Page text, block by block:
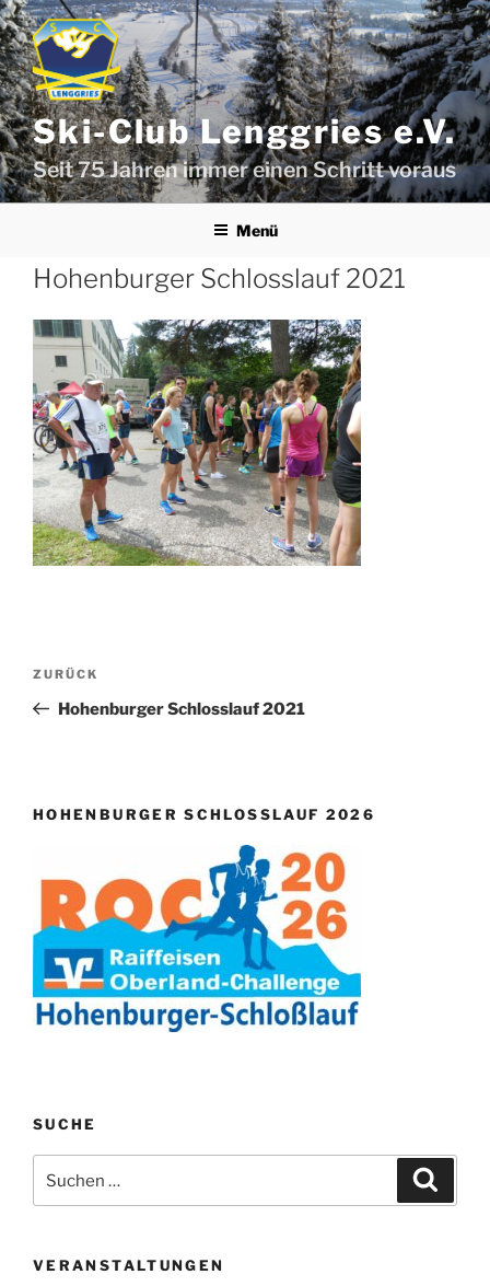
Zum
Inhalt
springen
Ski-Club Lenggries e.V.
Seit 75 Jahren immer einen Schritt voraus
Menü
Hohenburger Schlosslauf 2021
Beitragsnavigation
Vorheriger
Beitrag
ZURÜCK
Hohenburger Schlosslauf 2021
HOHENBURGER SCHLOSSLAUF 2026
SUCHE
nach:
VERANSTALTUNGEN